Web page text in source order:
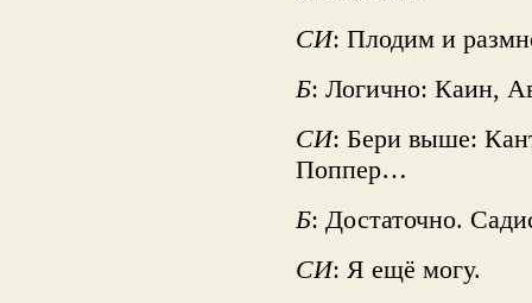
СИ: Плодим и
Б: Логично: Каин,
СИ: Бери выше:
Поппер…
Б: Достаточно.
СИ: Я ещё могу.